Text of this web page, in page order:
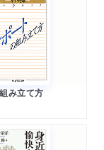
み立て方